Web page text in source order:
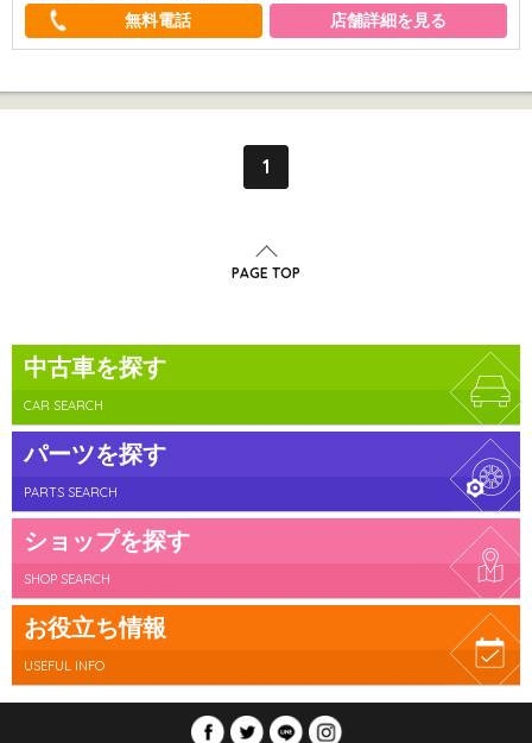
店舗詳細を見る
1
PAGE TOP
中古車を探す
CAR SEARCH
パーツを探す
PARTS SEARCH
ショップを探す
SHOP SEARCH
お役立ち情報
USEFUL INFO